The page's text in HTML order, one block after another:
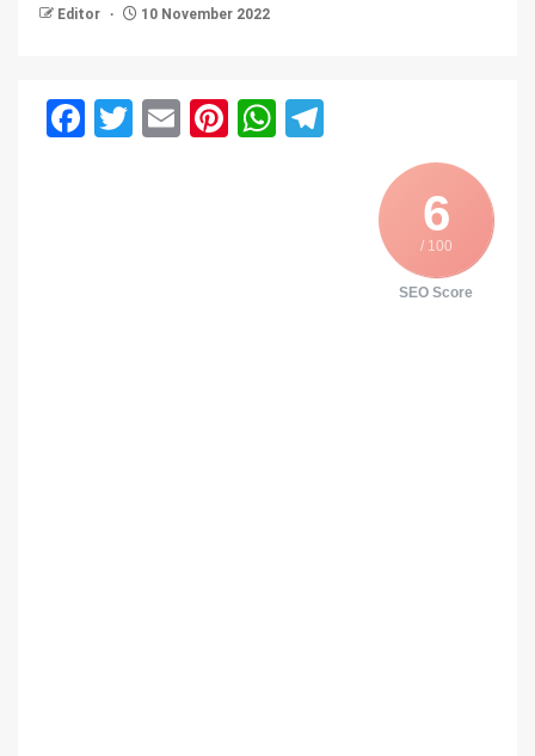
Editor 10 November 2022
Facebook
Twitter
EmailPinterest
WhatsApp
6
/ 100
SEO Score